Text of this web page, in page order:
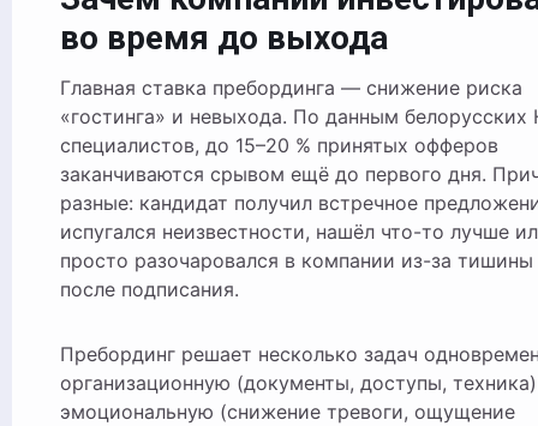
во время до выхода
Главная ставка пребординга — снижение риска
«гостинга» и невыхода. По данным белорусских
специалистов, до 15–20 % принятых офферов
заканчиваются срывом ещё до первого дня.
разные: кандидат получил встречное
испугался неизвестности, нашёл что-то лучше
просто разочаровался в компании из-за тишины
после подписания.
Пребординг решает несколько задач
организационную (документы, доступы,
эмоциональную (снижение тревоги, ощущение